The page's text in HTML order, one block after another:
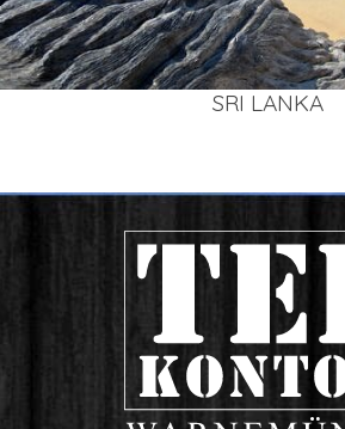
SRI LAN­KA